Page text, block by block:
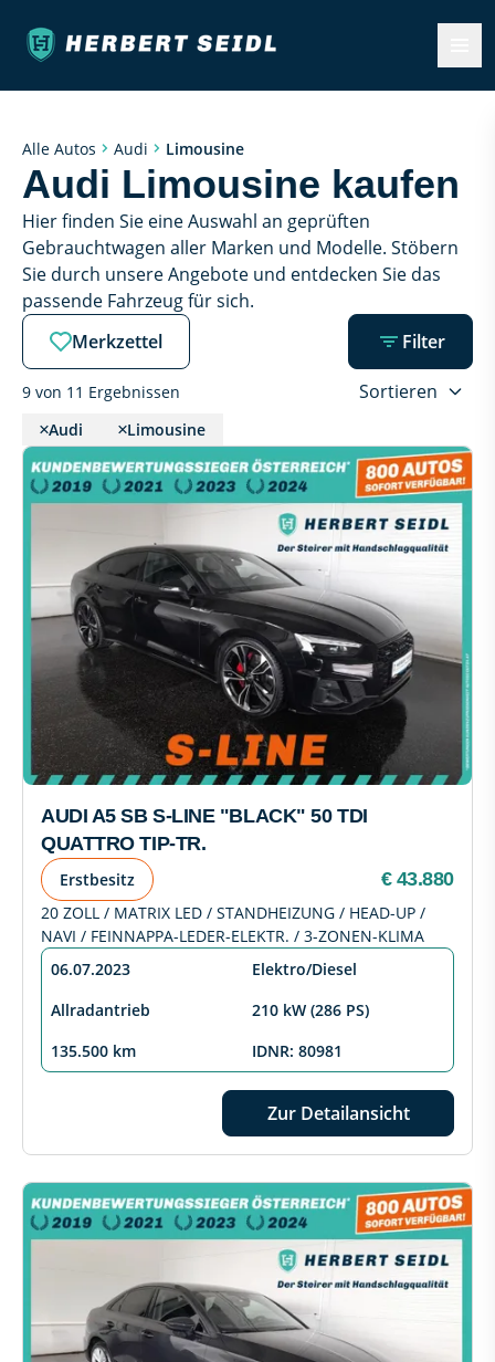
Alle Autos Audi Limousine
Audi Limousine kaufen
Hier finden Sie eine Auswahl an geprüften
Gebrauchtwagen aller Marken und Modelle. Stöbern
Sie durch unsere Angebote und entdecken Sie das
passende Fahrzeug für sich.
Merkzettel
Filter
9 von 11 Ergebnissen Sortieren
Audi Limousine
AUDI A5 SB S-LINE "BLACK" 50 TDI
QUATTRO TIP-TR.
Erstbesitz € 43.880
20 ZOLL / MATRIX LED / STANDHEIZUNG / HEAD-UP /
NAVI / FEINNAPPA-LEDER-ELEKTR. / 3-ZONEN-KLIMA
06.07.2023
Elektro/Diesel
Allradantrieb
210 kW (286 PS)
135.500 km
IDNR: 80981
Zur Detailansicht